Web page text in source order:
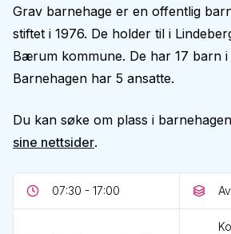
Grav barnehage er en offentlig
stiftet i 1976. De holder til i
Bærum kommune. De har 17 barn i
Barnehagen har 5 ansatte.
Du kan søke om plass i
sine nettsider.
07:30 - 17:00